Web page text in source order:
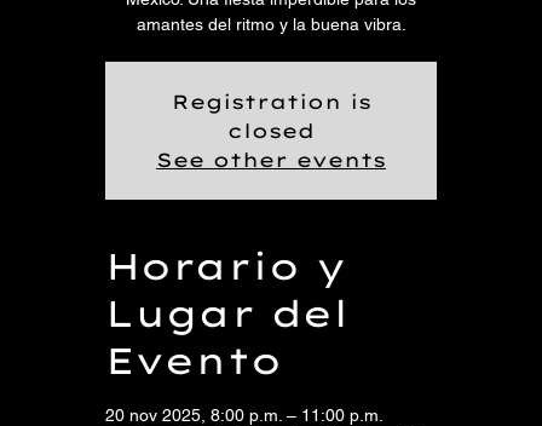
amantes del ritmo y la buena vibra.
Registration is
closed
See other events
Horario y
Lugar del
Evento
20 nov 2025, 8:00 p.m. – 11:00 p.m.